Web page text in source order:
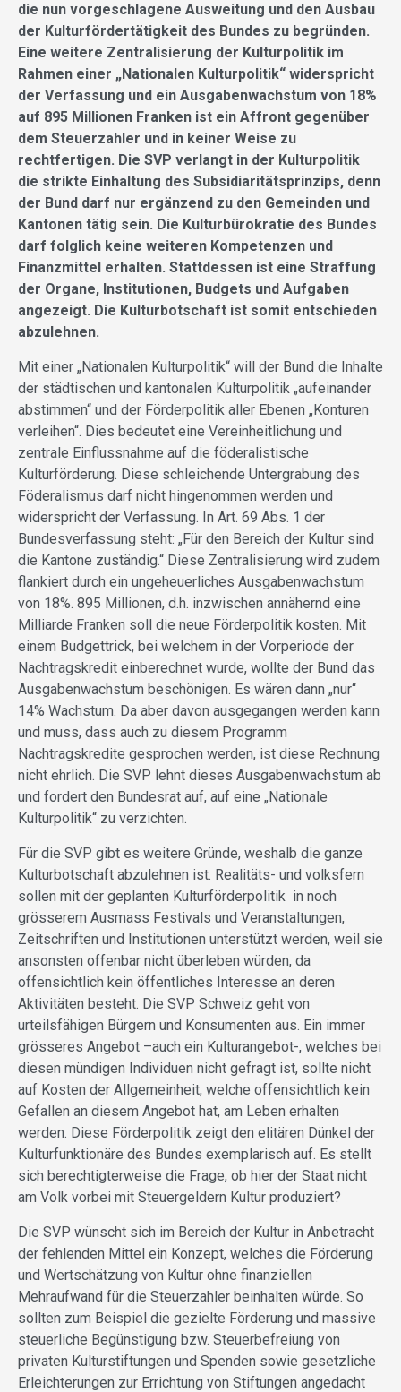
die nun vorgeschlagene Ausweitung und den Ausbau
der Kulturfördertätigkeit des Bundes zu begründen.
Eine weitere Zentralisierung der Kulturpolitik im
Rahmen einer „Nationalen Kulturpolitik“ widerspricht
der Verfassung und ein Ausgabenwachstum von 18%
auf 895 Millionen Franken ist ein Affront gegenüber
dem Steuerzahler und in keiner Weise zu
rechtfertigen. Die SVP verlangt in der Kulturpolitik
die strikte Einhaltung des Subsidiaritätsprinzips, denn
der Bund darf nur ergänzend zu den Gemeinden und
Kantonen tätig sein. Die Kulturbürokratie des Bundes
darf folglich keine weiteren Kompetenzen und
Finanzmittel erhalten. Stattdessen ist eine Straffung
der Organe, Institutionen, Budgets und Aufgaben
angezeigt. Die Kulturbotschaft ist somit entschieden
abzulehnen.
Mit einer „Nationalen Kulturpolitik“ will der Bund die Inhalte
der städtischen und kantonalen Kulturpolitik „aufeinander
abstimmen“ und der Förderpolitik aller Ebenen „Konturen
verleihen“. Dies bedeutet eine Vereinheitlichung und
zentrale Einflussnahme auf die föderalistische
Kulturförderung. Diese schleichende Untergrabung des
Föderalismus darf nicht hingenommen werden und
widerspricht der Verfassung. In Art. 69 Abs. 1 der
Bundesverfassung steht: „Für den Bereich der Kultur sind
die Kantone zuständig.“ Diese Zentralisierung wird zudem
flankiert durch ein ungeheuerliches Ausgabenwachstum
von 18%. 895 Millionen, d.h. inzwischen annähernd eine
Milliarde Franken soll die neue Förderpolitik kosten. Mit
einem Budgettrick, bei welchem in der Vorperiode der
Nachtragskredit einberechnet wurde, wollte der Bund das
Ausgabenwachstum beschönigen. Es wären dann „nur“
14% Wachstum. Da aber davon ausgegangen werden kann
und muss, dass auch zu diesem Programm
Nachtragskredite gesprochen werden, ist diese Rechnung
nicht ehrlich. Die SVP lehnt dieses Ausgabenwachstum ab
und fordert den Bundesrat auf, auf eine „Nationale
Kulturpolitik“ zu verzichten.
Für die SVP gibt es weitere Gründe, weshalb die ganze
Kulturbotschaft abzulehnen ist. Realitäts- und volksfern
sollen mit der geplanten Kulturförderpolitik in noch
grösserem Ausmass Festivals und Veranstaltungen,
Zeitschriften und Institutionen unterstützt werden, weil sie
ansonsten offenbar nicht überleben würden, da
offensichtlich kein öffentliches Interesse an deren
Aktivitäten besteht. Die SVP Schweiz geht von
urteilsfähigen Bürgern und Konsumenten aus. Ein immer
grösseres Angebot –auch ein Kulturangebot-, welches bei
diesen mündigen Individuen nicht gefragt ist, sollte nicht
auf Kosten der Allgemeinheit, welche offensichtlich kein
Gefallen an diesem Angebot hat, am Leben erhalten
werden. Diese Förderpolitik zeigt den elitären Dünkel der
Kulturfunktionäre des Bundes exemplarisch auf. Es stellt
sich berechtigterweise die Frage, ob hier der Staat nicht
am Volk vorbei mit Steuergeldern Kultur produziert?
Die SVP wünscht sich im Bereich der Kultur in Anbetracht
der fehlenden Mittel ein Konzept, welches die Förderung
und Wertschätzung von Kultur ohne finanziellen
Mehraufwand für die Steuerzahler beinhalten würde. So
sollten zum Beispiel die gezielte Förderung und massive
steuerliche Begünstigung bzw. Steuerbefreiung von
privaten Kulturstiftungen und Spenden sowie gesetzliche
Erleichterungen zur Errichtung von Stiftungen angedacht